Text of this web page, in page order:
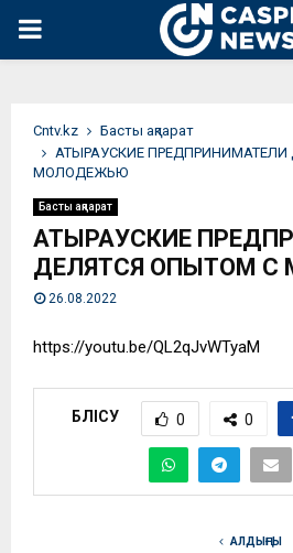
PRIMARY
Сntv.kz
Басты ақпарат
АТЫРАУСКИЕ
МОЛОДЕЖЬЮ
Басты ақпарат
АТЫРАУСКИЕ
ДЕЛЯТСЯ ОПЫТОМ
26.08.2022
https://youtu.be/QL2qJvWTyaM
БӨЛІСУ 0 0
АЛДЫҢҒЫ